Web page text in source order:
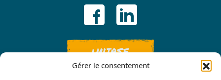
Gérer le consentement
UNIRSE